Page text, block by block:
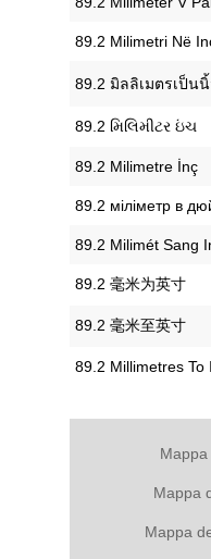
‎89.2 Milimetri Në
‎89.2 มิลลิเมตรเป็น
‎89.2 મિલિમીટર ઇંચ
‎89.2 Milimetre İnç
‎89.2 міліметр в
‎89.2 Milimét Sang
‎89.2 毫米为英寸
‎89.2 毫米至英寸
‎89.2 Millimetres To
Mappa
Mappa